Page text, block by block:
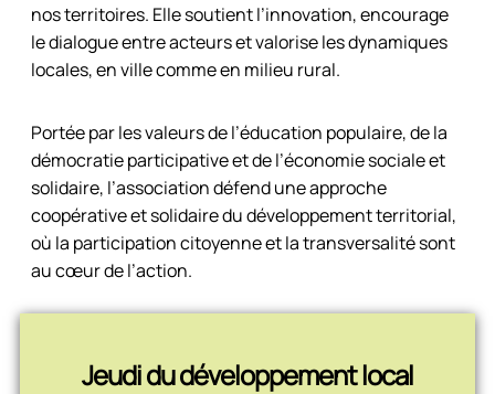
nos territoires. Elle soutient l’innovation, encourage
le dialogue entre acteurs et valorise les dynamiques
locales, en ville comme en milieu rural.
Portée par les valeurs de l’éducation populaire, de la
démocratie participative et de l’économie sociale et
solidaire, l’association défend une approche
coopérative et solidaire du développement territorial,
où la participation citoyenne et la transversalité sont
au cœur de l’action.
Jeudi du développement local